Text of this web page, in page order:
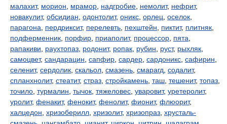
малахит, морион мрамор надгробие немолит, нефрит,
новакулит, обсидиан одонтолит, оникс орлец оселок
парагона
пердриксит, перелевть пехштейн пиктит, плитняк
подферменник порфир приаполит, процессор пята
рапакиви
раухтопаз родонит, ропак рубин руст, рыхляк
самоцвет, сандарацин сапфир сардер сардоникс сафирин
селенит, сердолик скальол смазень смарагд содалит,
спланхнолит, стеатит, страз стройкамень таш тешенит, топаз
точило турмалин тычок тяжеловес уваровит, уретеролит,
уролит, фенакит, фенокит, фенолит, фионит, флюорит,
халцедон хризоберилл хризолит, хризопраз хрусталь-